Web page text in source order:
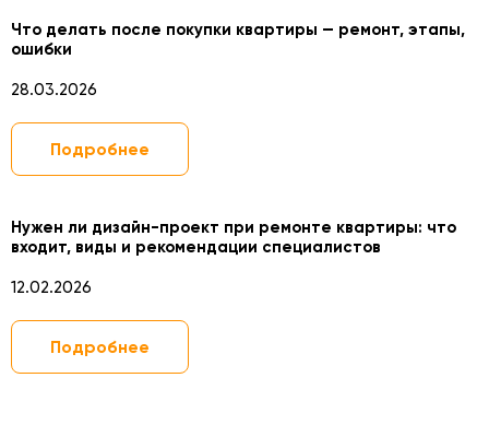
Что делать после покупки квартиры — ремонт, этапы,
ошибки
28.03.2026
Подробнее
Нужен ли дизайн-проект при ремонте квартиры: что
входит, виды и рекомендации специалистов
12.02.2026
Подробнее